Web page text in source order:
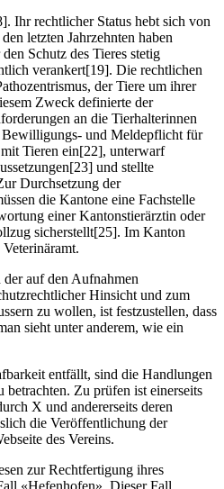
Ihr rechtlicher Status hebt sich von
letzten Jahrzehnten haben
Schutz des Tieres stetig
verankert[19]. Die rechtlichen
der Tiere um ihrer
Zweck definierte der
an die Tierhalterinnen
und Meldepflicht für
Tieren ein[22], unterwarf
und stellte
Durchsetzung der
die Kantone eine Fachstelle
einer Kantonstierärztin oder
sicherstellt[25]. Im Kanton
auf den Aufnahmen
Hinsicht und zum
zu wollen, ist festzustellen, dass
sieht unter anderem, wie ein
entfällt, sind die Handlungen
betrachten. Zu prüfen ist einerseits
X und andererseits deren
die Veröffentlichung der
des Vereins.
zur Rechtfertigung ihres